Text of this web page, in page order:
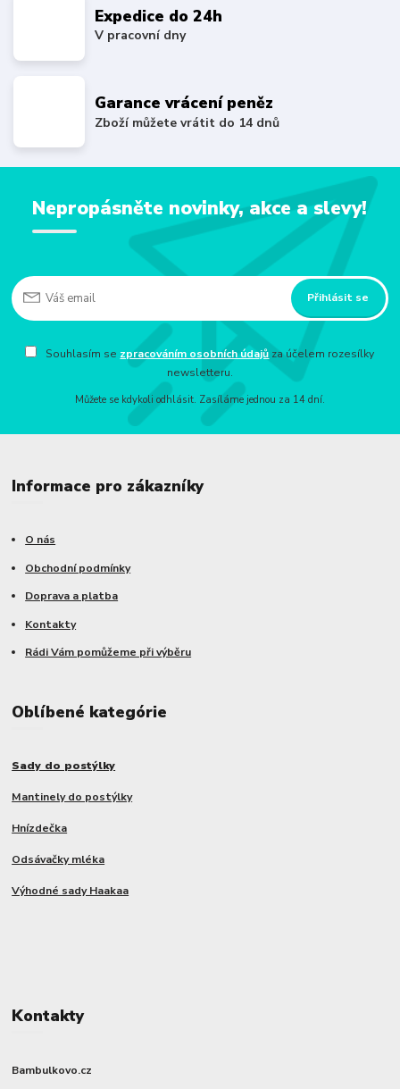
Expedice do 24h
V pracovní dny
Garance vrácení peněz
Zboží můžete vrátit do 14 dnů
Nepropásněte novinky, akce a slevy!
Přihlásit se
Souhlasím se zpracováním osobních údajů za účelem rozesílky
newsletteru.
Můžete se kdykoli odhlásit. Zasíláme jednou za 14 dní.
Informace pro zákazníky
O nás
Obchodní podmínky
Doprava a platba
Kontakty
Rádi Vám pomůžeme při výběru
Oblíbené kategórie
Sady do postýlky
Mantinely do postýlky
Hnízdečka
Odsávačky mléka
Výhodné sady Haakaa
Kontakty
Bambulkovo.cz